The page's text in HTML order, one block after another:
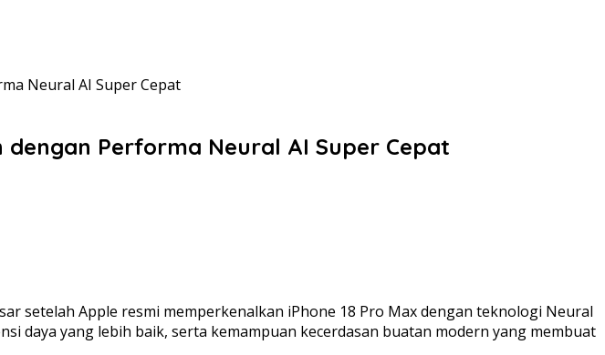
Neural AI Super Cepat
dengan Performa Neural AI Super Cepat
setelah Apple resmi memperkenalkan iPhone 18 Pro Max dengan teknologi Neural
daya yang lebih baik, serta kemampuan kecerdasan buatan modern yang membuat